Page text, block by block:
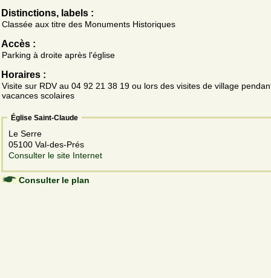
Distinctions, labels :
Classée aux titre des Monuments Historiques
Accès :
Parking à droite après l'église
Horaires :
Visite sur RDV au 04 92 21 38 19 ou lors des visites de village
vacances scolaires
Église Saint-Claude
Le Serre
05100 Val-des-Prés
Consulter le site Internet
Consulter le plan